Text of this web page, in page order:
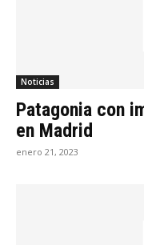
Noticias
Patagonia con
en Madrid
enero 21, 2023